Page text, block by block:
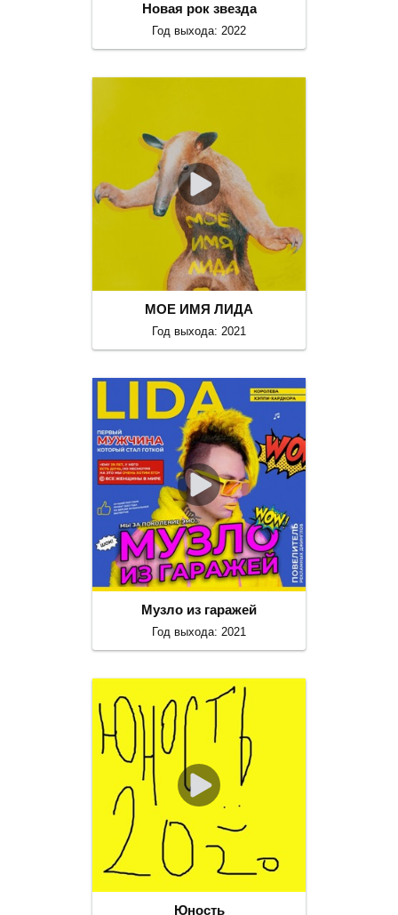
Новая рок звезда
Год выхода: 2022
МОЕ ИМЯ ЛИДА
Год выхода: 2021
Музло из гаражей
Год выхода: 2021
Юность